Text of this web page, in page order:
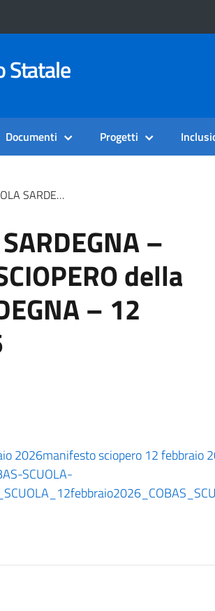
Statale
Documenti Progetti
SCUOLA In SARDEGNA – 12 FEBBRAIO 2026
–
della
– 12
2026manifesto sciopero 12 febbraio
SCUOLA-